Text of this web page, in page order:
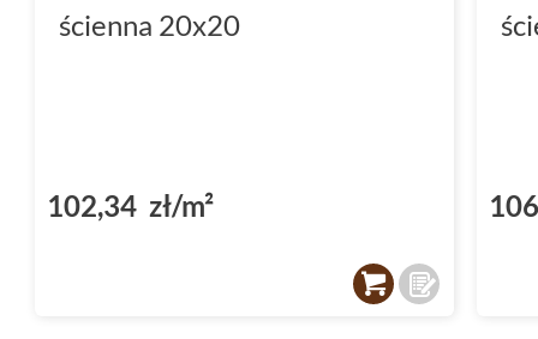
ścienna 20x20
102,34 zł/m²